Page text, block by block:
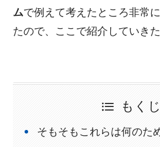
ムで例えて考えたところ非常
たので、ここで紹介していき
もくじ
そもそもこれらは何のた